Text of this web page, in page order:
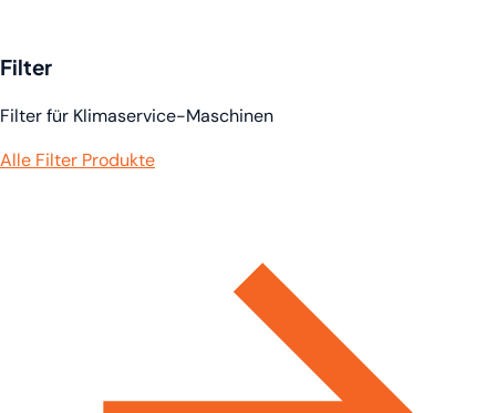
Filter
Filter für Klimaservice-Maschinen
Alle Filter Produkte